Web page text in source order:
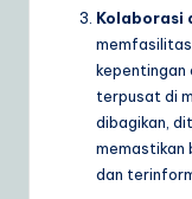
Kolaborasi
kepentingan
terpusat di
dibagikan,
memastikan
dan